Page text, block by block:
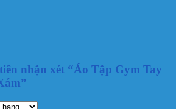
nhận xét “Áo Tập Gym Tay